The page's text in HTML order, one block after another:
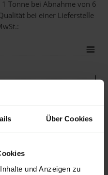
Über Cookies
und Anzeigen zu
Tonne bei Abnahmevon 6
bei einer Lieferstelle